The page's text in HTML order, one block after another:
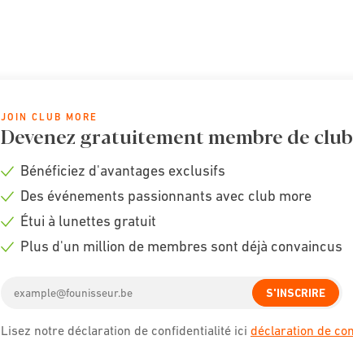
JOIN CLUB MORE
Devenez gratuitement membre de
Check
Bénéficiez d'avantages exclusifs
Check
Des événements passionnants avec club more
Check
Étui à lunettes gratuit
Plus d'un million de membres sont déjà convaincus
address
S'INSCRIRE
Lisez notre déclaration de confidentialité ici déclaration de